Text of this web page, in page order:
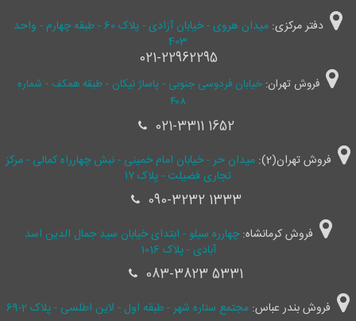
دفتر مرکزی:
میدان هروی - خیابان آزادی - پلاک 60 - طبقه چهارم - واحد
403
021-22962295
فروش تهران: خیابان فردوسی جنوبی - پاساژ نیکان - طبقه همکف - شماره
۴۰۸
021-3311 1652
فروش تهران(2):
میدان حر - خیابان امام خمینی - نبش چهارراه کمالی - مرکز
تجاری فضیلت - پلاک ۱۷
090-3232 1333
فروش کرمانشاه:چهارره سیلو - ابتدای خیابان سید جمال ‌الدین اسد
آبادی - پلاک 1016
083-3823 5331
فروش بندر عباس: مجتمع ستاره شهر - طبقه اول - لاین اطلسی - پلاک 2-69